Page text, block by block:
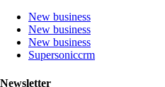
New business
New business
New business
Supersoniccrm
Newsletter